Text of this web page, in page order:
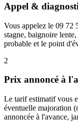
Appel &
Vous appelez le 09 72
stagne, baignoire
probable et le point
2
Prix annoncé à
Le tarif estimatif vous
éventuelle majoration
annoncée à l'avance,